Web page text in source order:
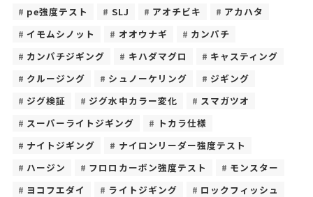
pe強度テスト
SLJ アオチビキ
アカハタ
イモムシノット
オオウナギ
カンパチ
カンパチジギング
キハダマグロ
キャスティング
クルージング
シュノーケリング
ジギング
ジグ検証
ジグ水中カラー変化
スマガツオ
スーパーライトジギング
トカラ仕様
ナイトジギング
ナイロンリーダー強度テスト
ハージン
フロロカーボン強度テスト
モンスター
ヨコフエダイ
ライトジギング
ロックフィッシュ